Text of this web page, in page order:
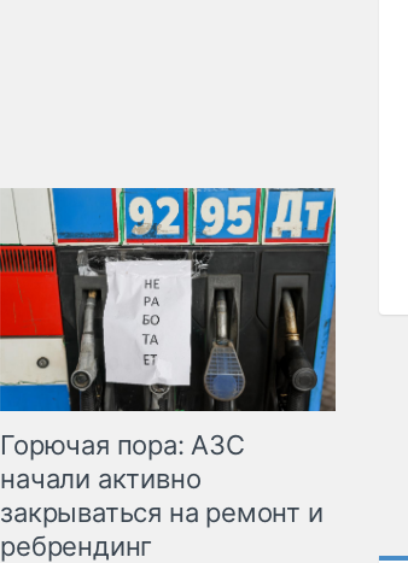
Горючая пора: АЗС
начали активно
закрываться на ремонт и
ребрендинг